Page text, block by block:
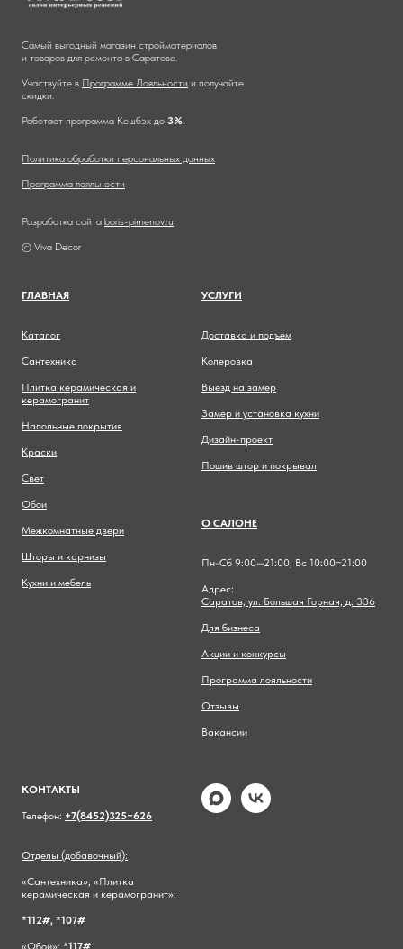
Самый выгодный магазин стройматериалов
и товаров для ремонта в Саратове.
Участвуйте в Программе Лояльности и получайте
скидки.
Работает программа Кешбэк до 3%.
Политика обработки персональных данных
Программа лояльности
Разработка сайта boris-pimenov.ru
© Viva Decor
ГЛАВНАЯ
Каталог
Сантехника
Плитка керамическая и
керамогранит
Напольные покрытия
Краски
Свет
Обои
Межкомнатные двери
Шторы и карнизы
Кухни и мебель
УСЛУГИ
Доставка и подъем
Колеровка
Выезд на замер
Замер и установка кухни
Дизайн-проект
Пошив штор и покрывал
О САЛОНЕ
Пн-Сб 9:00—21:00, Вс 10:00−21:00
Адрес:
Саратов, ул. Большая Горная, д. 336
Для бизнеса
Акции и конкурсы
Программа лояльности
Отзывы
Вакансии
КОНТАКТЫ
Телефон: +7(8452)325−626
Отделы (добавочный):
«Сантехника», «Плитка
керамическая и керамогранит»:
*112#, *107#
«Обои»: *117#